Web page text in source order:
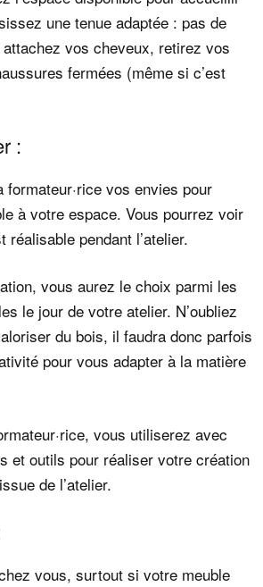
une tenue adaptée : pas de
vos cheveux, retirez vos
fermées (même si c’est
:
formateur·rice vos envies pour
à votre espace. Vous pourrez voir
réalisable pendant l’atelier.
vous aurez le choix parmi les
le jour de votre atelier. N’oubliez
du bois, il faudra donc parfois
pour vous adapter à la matière
vous utiliserez avec
et outils pour réaliser votre création
de l’atelier.
vous, surtout si votre meuble